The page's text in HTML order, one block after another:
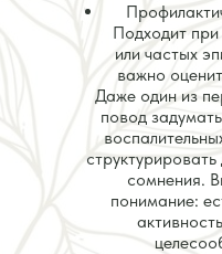
Подходит
или частых
важно
Даже один из
повод
сомнения.
понимание: